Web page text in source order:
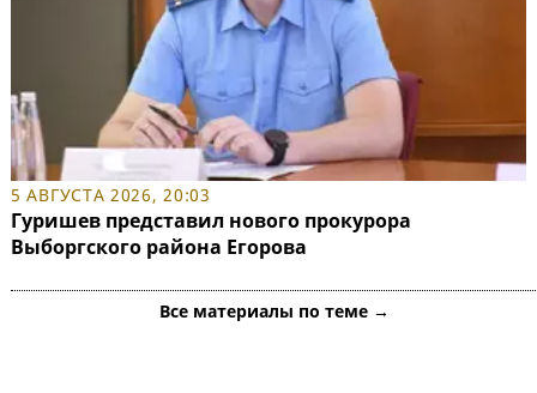
5 АВГУСТА 2026, 20:03
Гуришев представил нового прокурора
Выборгского района Егорова
Все материалы по теме →